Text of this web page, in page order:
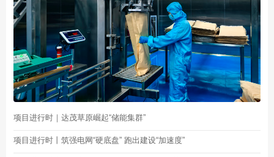
项目进行时｜达茂草原崛起“储能集群”
项目进行时丨筑强电网“硬底盘” 跑出建设“加速度”